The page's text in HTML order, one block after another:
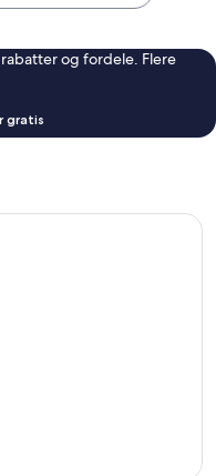
og fordele. Flere
gratis